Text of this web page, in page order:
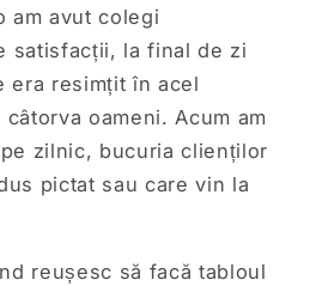
am avut colegi
satisfacții, la final de zi
era resimțit în acel
oameni. Acum am
zilnic, bucuria clienților
pictat sau care vin la
reușesc să facă tabloul